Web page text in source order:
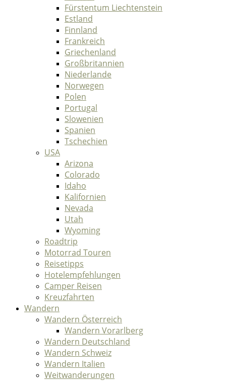
Fürstentum Liechtenstein
Estland
Finnland
Frankreich
Griechenland
Großbritannien
Niederlande
Norwegen
Polen
Portugal
Slowenien
Spanien
Tschechien
USA
Arizona
Colorado
Idaho
Kalifornien
Nevada
Utah
Wyoming
Roadtrip
Motorrad Touren
Reisetipps
Hotelempfehlungen
Camper Reisen
Kreuzfahrten
Wandern
Wandern Österreich
Wandern Vorarlberg
Wandern Deutschland
Wandern Schweiz
Wandern Italien
Weitwanderungen